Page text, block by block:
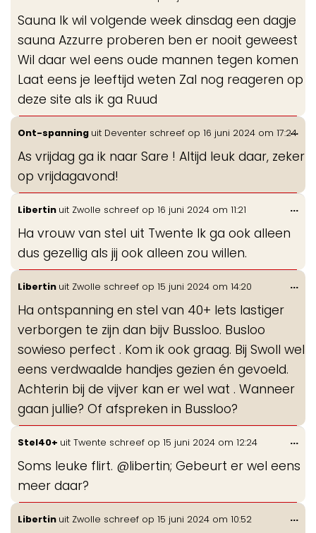
Sauna Ik wil volgende week dinsdag een dagje
sauna Azzurre proberen ben er nooit geweest
Wil daar wel eens oude mannen tegen komen
Laat eens je leeftijd weten Zal nog reageren op
deze site als ik ga Ruud
Ont-spanning uit Deventer schreef op 16 juni 2024 om 17:24
As vrijdag ga ik naar Sare ! Altijd leuk daar, zeker
op vrijdagavond!
...
Libertin uit Zwolle schreef op 16 juni 2024 om 11:21
Ha vrouw van stel uit Twente Ik ga ook alleen
dus gezellig als jij ook alleen zou willen.
...
Libertin uit Zwolle schreef op 15 juni 2024 om 14:20
Ha ontspanning en stel van 40+ Iets lastiger
verborgen te zijn dan bijv Bussloo. Busloo
sowieso perfect . Kom ik ook graag. Bij Swoll wel
eens verdwaalde handjes gezien én gevoeld.
Achterin bij de vijver kan er wel wat . Wanneer
gaan jullie? Of afspreken in Bussloo?
...
Stel40+ uit Twente schreef op 15 juni 2024 om 12:24
Soms leuke flirt. @libertin; Gebeurt er wel eens
meer daar?
...
Libertin uit Zwolle schreef op 15 juni 2024 om 10:52 ...